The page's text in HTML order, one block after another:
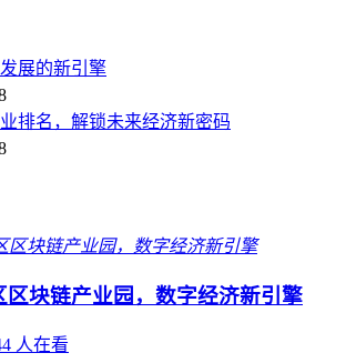
展的新引擎
排名，解锁未来经济新密码
区块链产业园，数字经济新引擎
人在看